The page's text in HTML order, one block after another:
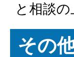
と相談
その